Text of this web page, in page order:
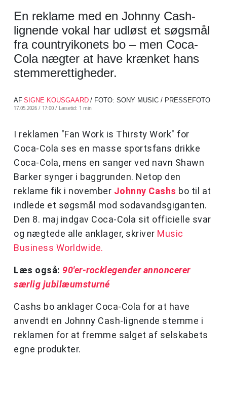
En reklame med en Johnny Cash-
lignende vokal har udløst et søgsmål
fra countryikonets bo – men Coca-
Cola nægter at have krænket hans
stemmerettigheder.
AF SIGNE KOUSGAARD / FOTO: SONY MUSIC / PRESSEFOTO
17.05.2026 / 17:00 / Læsetid: 1 min
I reklamen "Fan Work is Thirsty Work" for
Coca-Cola ses en masse sportsfans drikke
Coca-Cola, mens en sanger ved navn Shawn
Barker synger i baggrunden. Netop den
reklame fik i november Johnny Cashs bo til at
indlede et søgsmål mod sodavandsgiganten.
Den 8. maj indgav Coca-Cola sit officielle svar
og nægtede alle anklager, skriver Music
Business Worldwide.
Læs også: 90'er-rocklegender annoncerer
særlig jubilæumsturné
Cashs bo anklager Coca-Cola for at have
anvendt en Johnny Cash-lignende stemme i
reklamen for at fremme salget af selskabets
egne produkter.